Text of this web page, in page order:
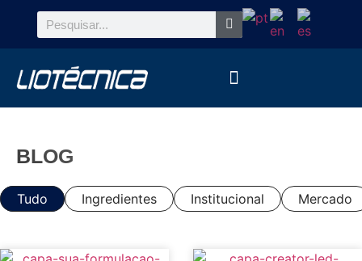
BLOG
Tudo Ingredientes Institucional Mercado